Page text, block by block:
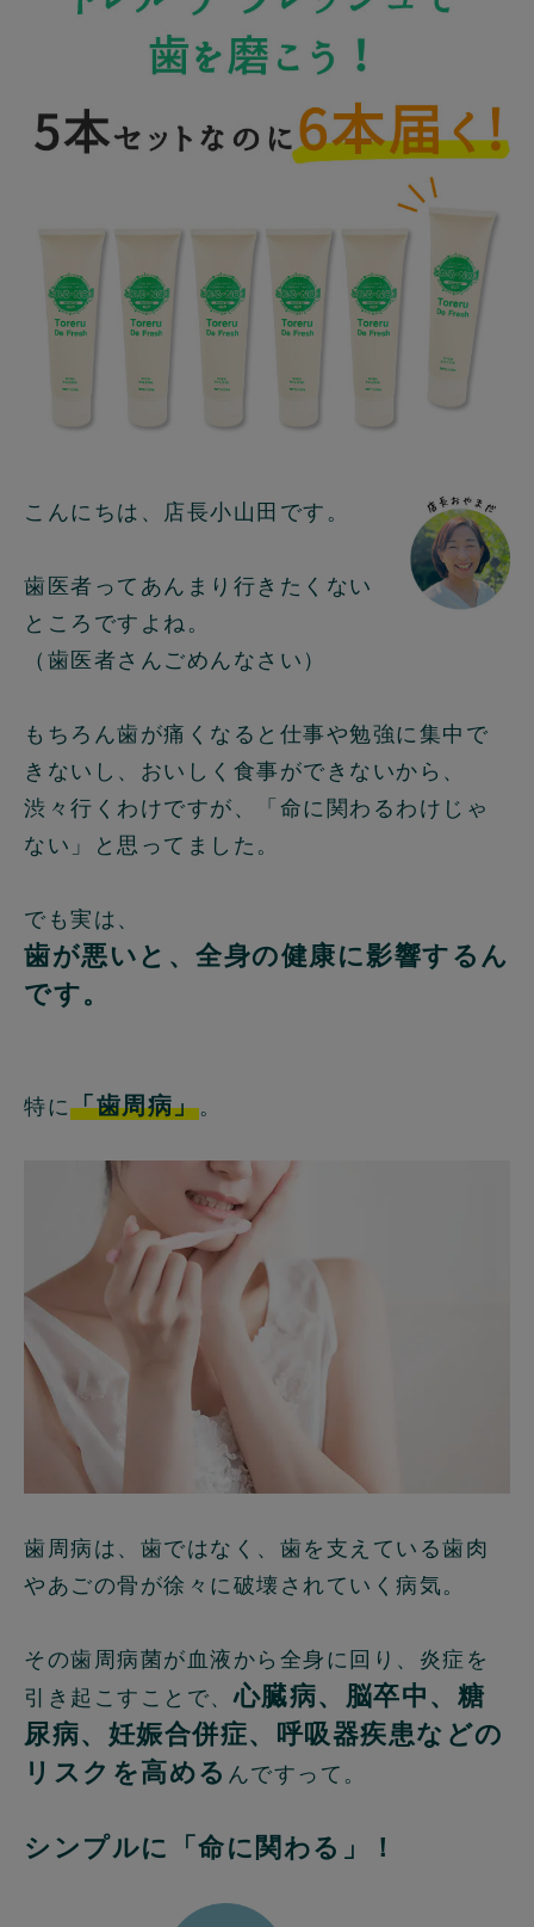
こんにちは、店長小山田です。
歯医者ってあんまり行きたくない
ところですよね。
（歯医者さんごめんなさい）
もちろん歯が痛くなると仕事や勉強に集中で
きないし、おいしく食事ができないから、
渋々行くわけですが、「命に関わるわけじゃ
ない」と思ってました。
でも実は、
歯が悪いと、全身の健康に影響するん
です。
特に「歯周病」。
歯周病は、歯ではなく、歯を支えている歯肉
やあごの骨が徐々に破壊されていく病気。
その歯周病菌が血液から全身に回り、炎症を
引き起こすことで、心臓病、脳卒中、糖
尿病、妊娠合併症、呼吸器疾患などの
リスクを高める んですって。
シンプルに「命に関わる」！